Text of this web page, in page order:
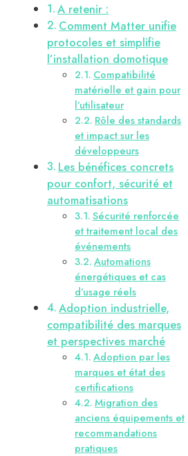
A retenir :
Comment Matter unifie
protocoles et simplifie
l’installation domotique
Compatibilité
matérielle et gain pour
l’utilisateur
Rôle des standards
et impact sur les
développeurs
Les bénéfices concrets
pour confort, sécurité et
automatisations
Sécurité renforcée
et traitement local des
événements
Automations
énergétiques et cas
d’usage réels
Adoption industrielle,
compatibilité des marques
et perspectives marché
Adoption par les
marques et état des
certifications
Migration des
anciens équipements et
recommandations
pratiques